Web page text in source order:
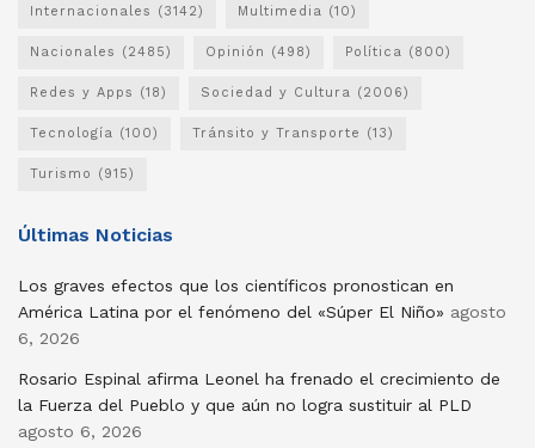
Internacionales (3142) Multimedia (10)
Nacionales (2485) Opinión (498) Política (800)
Redes y Apps (18) Sociedad y Cultura (2006)
Tecnología (100) Tránsito y Transporte (13)
Turismo (915)
Últimas Noticias
Los graves efectos que los científicos pronostican en
América Latina por el fenómeno del «Súper El Niño» agosto
6, 2026
Rosario Espinal afirma Leonel ha frenado el crecimiento de
la Fuerza del Pueblo y que aún no logra sustituir al PLD
agosto 6, 2026